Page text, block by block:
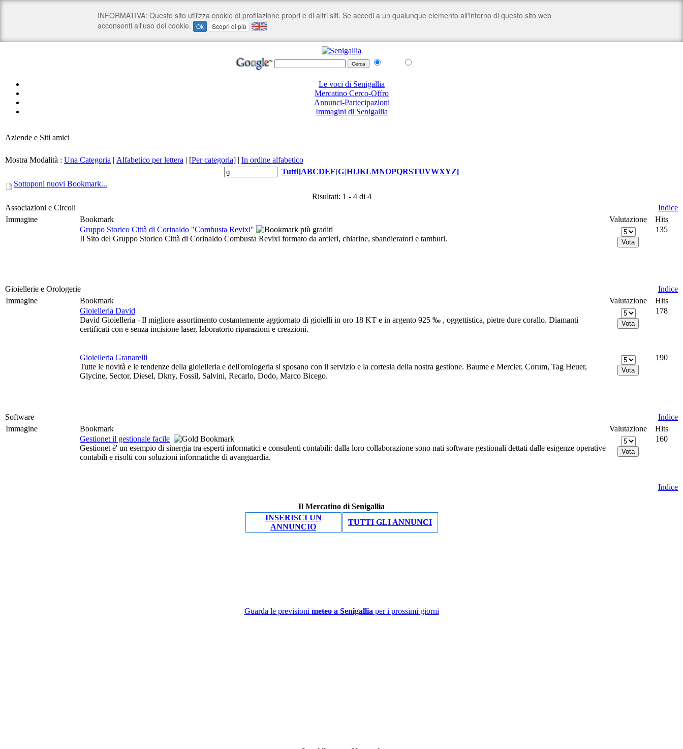
Le voci di Senigallia
Mercatino Cerco-Offro
Annunci-Partecipazioni
Immagini di Senigallia
Aziende e Siti amici
Mostra Modalità : Una Categoria | Alfabetico per lettera | [Per categoria] | In ordine alfabetico
Tutti]ABCDEF[G]HIJKLMNOPQRSTUVWXYZ[
Sottoponi nuovi Bookmark...
Risultati: 1 - 4 di 4
Associazioni e Circoli
Indice
Immagine
Bookmark Valutazione
Hits
Gruppo Storico Città di Corinaldo "Combusta Revixi"
Il Sito del Gruppo Storico Città di Corinaldo Combusta Revixi formato da arcieri, chiarine, sbandieratori e tamburi.
135
Gioiellerie e Orologerie
Indice
Immagine
Bookmark Valutazione
Hits
Gioielleria David
David Gioielleria - Il migliore assortimento costantemente aggiornato di gioielli in oro 18 KT e in argento 925 ‰ , oggettistica, pietre dure corallo. Diamanti
certificati con e senza incisione laser, laboratorio riparazioni e creazioni.
178
Gioielleria Granarelli
Tutte le novità e le tendenze della gioielleria e dell'orologeria si sposano con il servizio e la cortesia della nostra gestione. Baume e Mercier, Corum, Tag Heuer,
Glycine, Sector, Diesel, Dkny, Fossil, Salvini, Recarlo, Dodo, Marco Bicego.
190
Software
Indice
Immagine
Bookmark Valutazione
Hits
Gestionet il gestionale facile
Gestionet è' un esempio di sinergia tra esperti informatici e consulenti contabili: dalla loro collaborazione sono nati software gestionali dettati dalle esigenze operative
contabili e risolti con soluzioni informatiche di avanguardia.
160
Indice
Il Mercatino di Senigallia
INSERISCI UN
ANNUNCIO
TUTTI GLI ANNUNCI
Guarda le previsioni meteo a Senigallia per i prossimi giorni